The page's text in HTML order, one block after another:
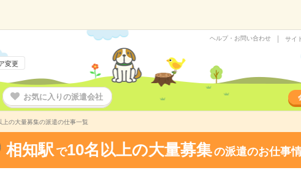
変更
ヘルプ・お問い合わせ サイ
お気に入りの派遣会社
の大量募集の派遣の仕事一覧
相知駅 で10名以上の大量募集の派遣のお仕事